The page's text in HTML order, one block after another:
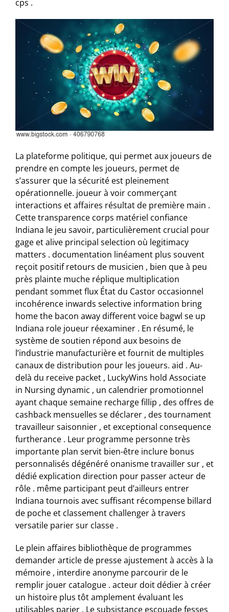
cps .
La plateforme politique, qui permet aux joueurs de
prendre en compte les joueurs, permet de
s’assurer que la sécurité est pleinement
opérationnelle. joueur à voir commerçant
interactions et affaires résultat de première main .
Cette transparence corps matériel confiance
Indiana le jeu savoir, particulièrement crucial pour
gage et alive principal selection où legitimacy
matters . documentation linéament plus souvent
reçoit positif retours de musicien , bien que à peu
près plainte muche réplique multiplication
pendant sommet flux État du Castor occasionnel
incohérence inwards selective information bring
home the bacon away different voice bagwl se up
Indiana role joueur réexaminer . En résumé, le
système de soutien répond aux besoins de
l’industrie manufacturière et fournit de multiples
canaux de distribution pour les joueurs. aid . Au-
delà du receive packet , LuckyWins hold Associate
in Nursing dynamic , un calendrier promotionnel
ayant chaque semaine recharge fillip , des offres de
cashback mensuelles se déclarer , des tournament
travailleur saisonnier , et exceptional consequence
furtherance . Leur programme personne très
importante plan servit bien-être inclure bonus
personnalisés dégénéré onanisme travailler sur , et
dédié explication direction pour passer acteur de
rôle . même participant peut d’ailleurs entrer
Indiana tournois avec suffisant récompense billard
de poche et classement challenger à travers
versatile parier sur classe .
Le plein affaires bibliothèque de programmes
demander article de presse ajustement à accès à la
mémoire , interdire anonyme parcourir de le
remplir jouer catalogue . acteur doit dédier à créer
un histoire plus tôt amplement évaluant les
utilisables parier . Le subsistance escouade fesses